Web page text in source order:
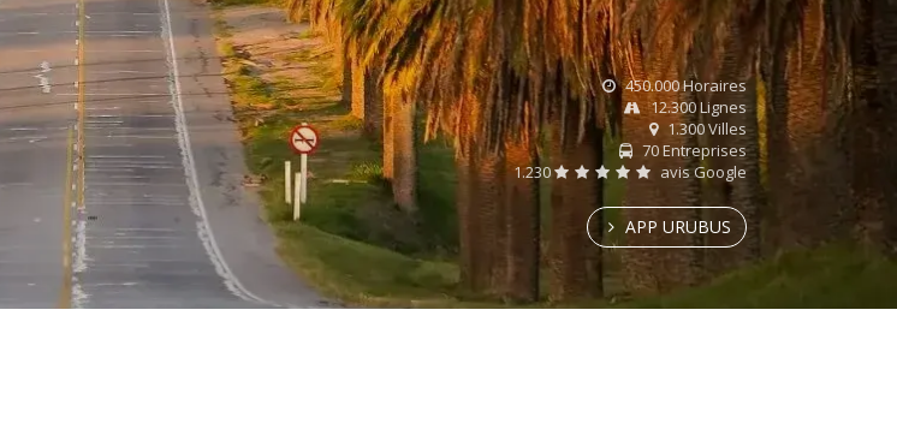
450.000 Horaires
12.300 Lignes
1.300 Villes
70 Entreprises
1.230
avis Google
APP URUBUS